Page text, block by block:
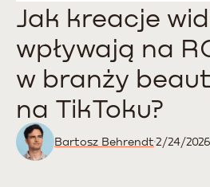
Jak kreacje
wpływają na
w branży
na TikToku?
Bartosz Behrendt2/24/